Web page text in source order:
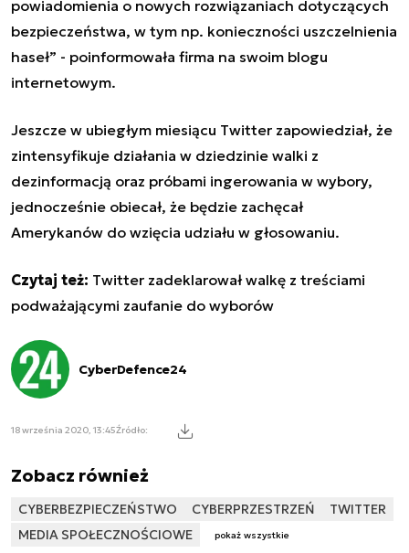
powiadomienia o nowych rozwiązaniach dotyczących
bezpieczeństwa, w tym np. konieczności uszczelnienia
haseł” - poinformowała firma na swoim blogu
internetowym.
Jeszcze w ubiegłym miesiącu Twitter zapowiedział, że
zintensyfikuje działania w dziedzinie walki z
dezinformacją oraz próbami ingerowania w wybory,
jednocześnie obiecał, że będzie zachęcał
Amerykanów do wzięcia udziału w głosowaniu.
Czytaj też: Twitter zadeklarował walkę z treściami
podważającymi zaufanie do wyborów
CyberDefence24
18 września 2020, 13:45Źródło:
Zobacz również
CYBERBEZPIECZEŃSTWO CYBERPRZESTRZEŃ
TWITTER
MEDIA SPOŁECZNOŚCIOWE
pokaż wszystkie